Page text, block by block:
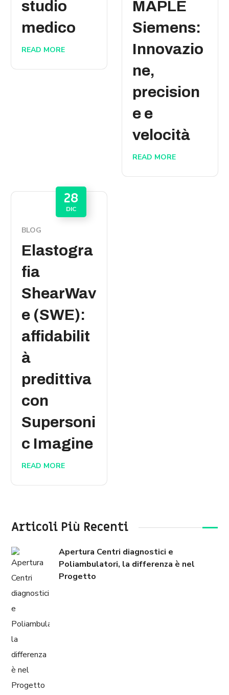
studio
medico
READ MORE
MAPLE
Siemens:
Innovazio
ne,
precision
e e
velocità
READ MORE
28
DIC
BLOG
Elastogra
fia
ShearWav
e (SWE):
affidabilit
à
predittiva
con
Supersoni
c Imagine
READ MORE
Articoli Più Recenti
Apertura Centri diagnostici e
Poliambulatori, la differenza è nel
Progetto